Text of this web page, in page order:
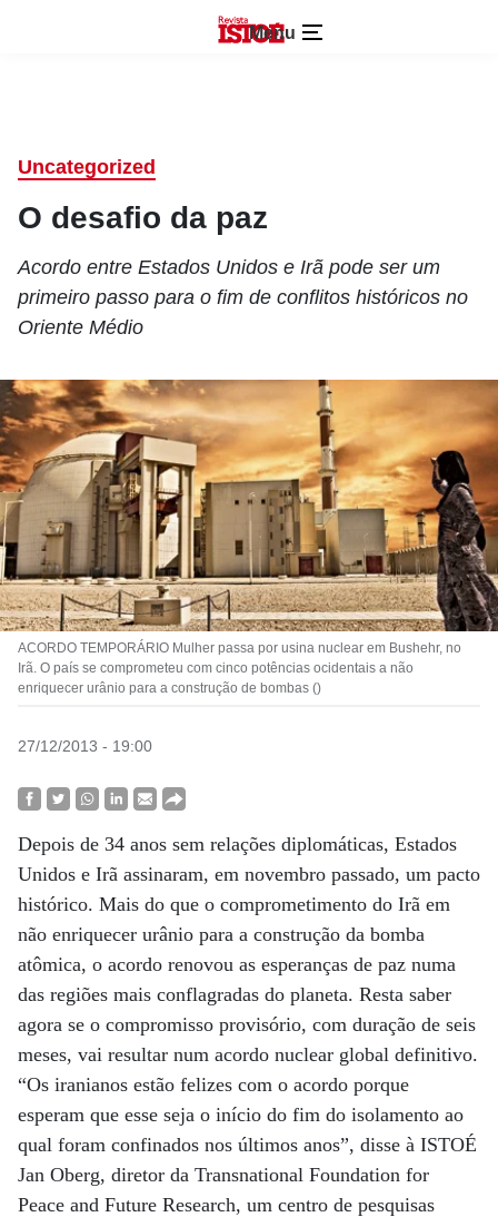
Menu
Uncategorized
O desafio da paz
Acordo entre Estados Unidos e Irã pode ser um
primeiro passo para o fim de conflitos históricos no
Oriente Médio
ACORDO TEMPORÁRIO Mulher passa por usina nuclear em Bushehr, no
Irã. O país se comprometeu com cinco potências ocidentais a não
enriquecer urânio para a construção de bombas ()
27/12/2013 - 19:00
Depois de 34 anos sem relações diplomáticas, Estados
Unidos e Irã assinaram, em novembro passado, um pacto
histórico. Mais do que o comprometimento do Irã em
não enriquecer urânio para a construção da bomba
atômica, o acordo renovou as esperanças de paz numa
das regiões mais conflagradas do planeta. Resta saber
agora se o compromisso provisório, com duração de seis
meses, vai resultar num acordo nuclear global definitivo.
“Os iranianos estão felizes com o acordo porque
esperam que esse seja o início do fim do isolamento ao
qual foram confinados nos últimos anos”, disse à ISTOÉ
Jan Oberg, diretor da Transnational Foundation for
Peace and Future Research, um centro de pesquisas